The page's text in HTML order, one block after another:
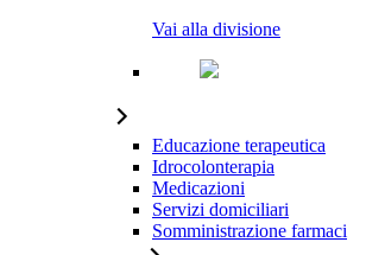
Vai alla divisione
Educazione terapeutica
Idrocolonterapia
Medicazioni
Servizi domiciliari
Somministrazione farmaci